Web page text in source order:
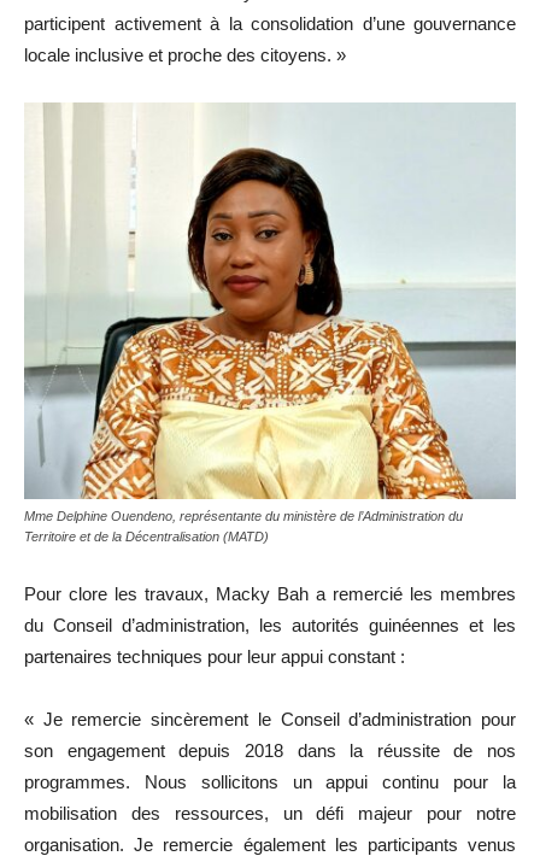
participent activement à la consolidation d’une gouvernance
locale inclusive et proche des citoyens. »
Mme Delphine Ouendeno, représentante du ministère de l’Administration du
Territoire et de la Décentralisation (MATD)
Pour clore les travaux, Macky Bah a remercié les membres
du Conseil d’administration, les autorités guinéennes et les
partenaires techniques pour leur appui constant :
« Je remercie sincèrement le Conseil d’administration pour
son engagement depuis 2018 dans la réussite de nos
programmes. Nous sollicitons un appui continu pour la
mobilisation des ressources, un défi majeur pour notre
organisation. Je remercie également les participants venus